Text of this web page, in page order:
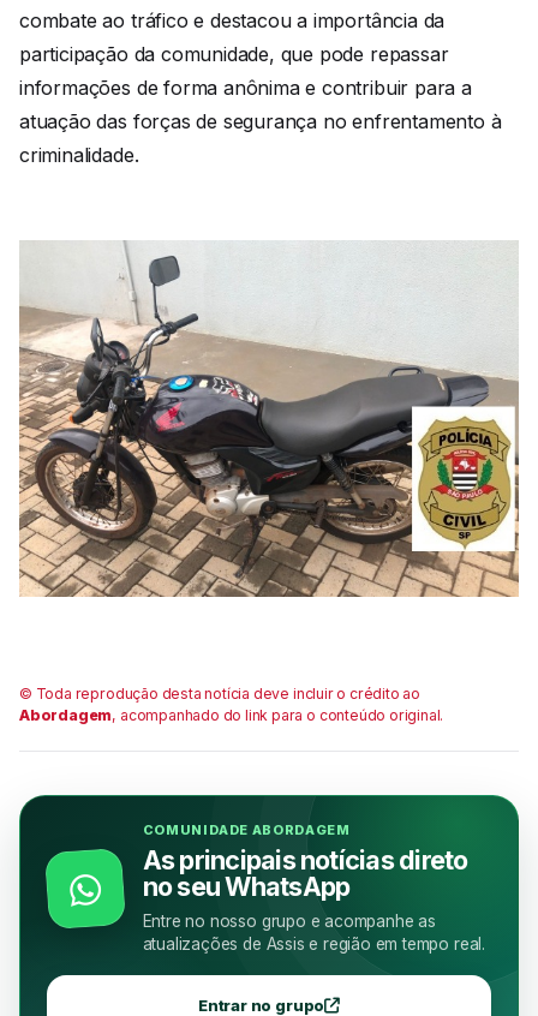
combate ao tráfico e destacou a importância da
participação da comunidade, que pode repassar
informações de forma anônima e contribuir para a
atuação das forças de segurança no enfrentamento à
criminalidade.
© Toda reprodução desta notícia deve incluir o crédito ao
Abordagem, acompanhado do link para o conteúdo original.
COMUNIDADE ABORDAGEM
As principais notícias direto
no seu WhatsApp
Entre no nosso grupo e acompanhe as
atualizações de Assis e região em tempo real.
Entrar no grupo